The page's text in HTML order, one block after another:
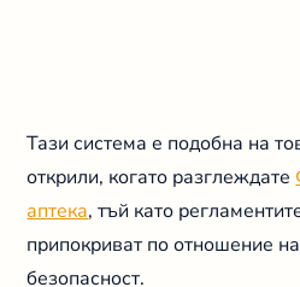
Тази система е подобна на
открили, когато разглеждате
аптека, тъй като
припокриват по отношение
безопасност.